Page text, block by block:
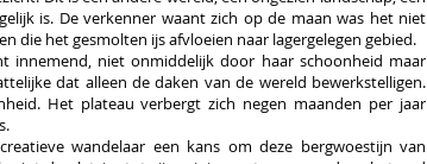
is. De verkenner waant zich op de maan was het niet
die het gesmolten ijs afvloeien naar lagergelegen gebied.
innemend, niet onmiddelijk door haar schoonheid maar
dat alleen de daken van de wereld bewerkstelligen.
Het plateau verbergt zich negen maanden per jaar
wandelaar een kans om deze bergwoestijn van